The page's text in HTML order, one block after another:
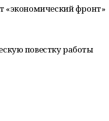
«экономический фронт»
повестку работы